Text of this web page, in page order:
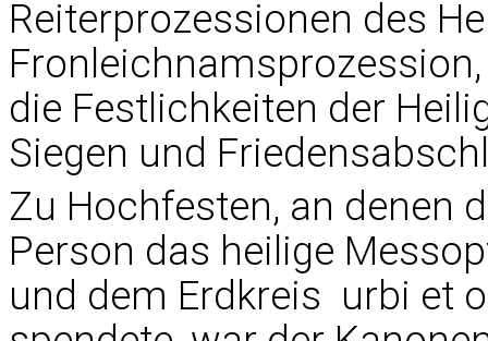
Reiterprozessionen des
die Festlichkeiten der
Siegen und
Zu Hochfesten, an denen
Person das heilige
und dem Erdkreis  urbi et